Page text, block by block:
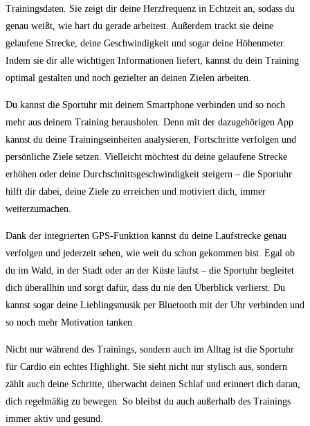
Trainingsdaten. Sie ⁤zeigt dir deine Herzfrequenz in Echtzeit an, sodass du
genau weißt, wie hart du gerade arbeitest. Außerdem trackt sie deine‍
gelaufene Strecke, deine Geschwindigkeit und sogar deine Höhenmeter.
Indem‌ sie dir alle wichtigen Informationen liefert, kannst du dein Training
optimal gestalten und ‍noch ​gezielter an deinen Zielen arbeiten.
Du kannst die Sportuhr⁤ mit deinem⁢ Smartphone verbinden und so noch
mehr aus deinem Training herausholen. Denn mit der dazugehörigen App
kannst du deine Trainingseinheiten analysieren, Fortschritte verfolgen und
‌persönliche Ziele setzen. Vielleicht möchtest du ‌deine​ gelaufene Strecke
erhöhen oder deine Durchschnittsgeschwindigkeit steigern – die‍ Sportuhr
hilft dir dabei, deine ⁣Ziele zu erreichen und motiviert dich, immer
weiterzumachen.
Dank der integrierten‌ GPS-Funktion kannst du deine​ Laufstrecke genau
verfolgen und jederzeit sehen, wie weit du schon gekommen bist. Egal ob‌
du ‌im‍ Wald, in der Stadt oder an der Küste läufst – die Sportuhr begleitet
dich überallhin und sorgt dafür, dass du nie den Überblick verlierst. Du
kannst ​sogar deine Lieblingsmusik per Bluetooth mit der Uhr verbinden ​und
⁤so noch mehr Motivation tanken.
Nicht nur während ⁣des Trainings, sondern auch im Alltag ist die Sportuhr
für Cardio ein echtes Highlight. Sie sieht nicht nur stylisch aus, sondern
zählt auch deine Schritte, überwacht deinen Schlaf und erinnert dich daran,
dich regelmäßig zu bewegen. So bleibst du auch außerhalb⁣ des Trainings
immer aktiv​ und gesund.